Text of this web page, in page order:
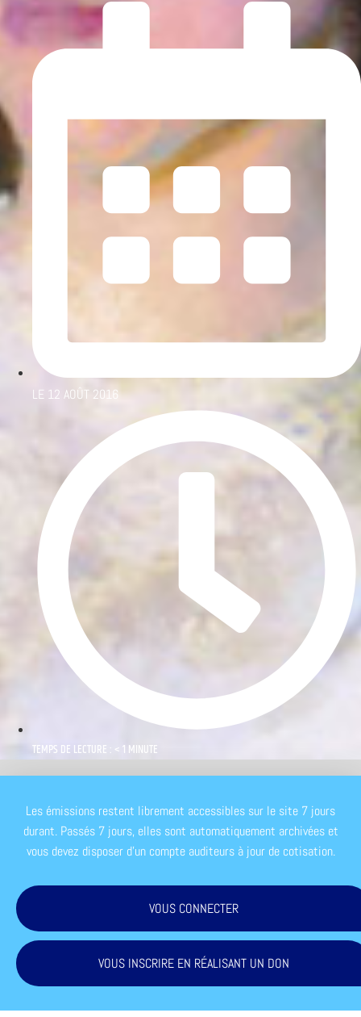
LE 12 AOÛT 2016
TEMPS DE LECTURE : < 1 MINUTE
Les émissions restent librement accessibles sur le site 7 jours
durant. Passés 7 jours, elles sont automatiquement archivées et
vous devez disposer d'un compte auditeurs à jour de cotisation.
VOUS CONNECTER
VOUS INSCRIRE EN RÉALISANT UN DON